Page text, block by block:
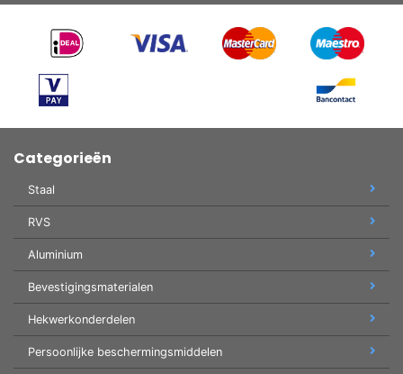
Categorieën
Staal
RVS
Aluminium
Bevestigingsmaterialen
Hekwerkonderdelen
Persoonlijke beschermingsmiddelen